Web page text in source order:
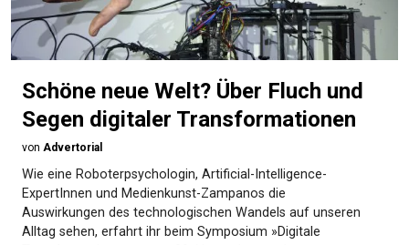
Schöne neue Welt? Über Fluch und
Segen digitaler Transformationen
von Advertorial
Wie eine Roboterpsychologin, Artificial-Intelligence-
ExpertInnen und Medienkunst-Zampanos die
Auswirkungen des technologischen Wandels auf unseren
Alltag sehen, erfahrt ihr beim Symposium »Digitale